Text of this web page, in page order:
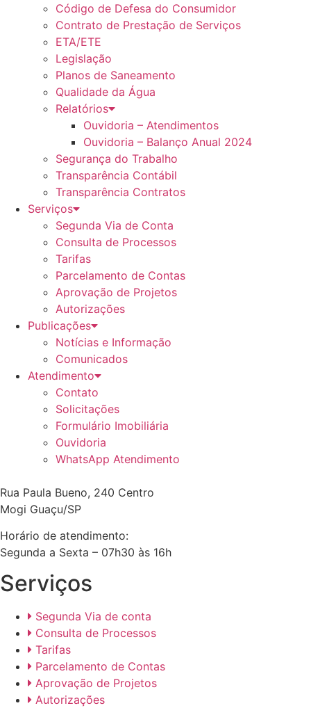
Código de Defesa do Consumidor
Contrato de Prestação de Serviços
ETA/ETE
Legislação
Planos de Saneamento
Qualidade da Água
Relatórios
Ouvidoria – Atendimentos
Ouvidoria – Balanço Anual 2024
Segurança do Trabalho
Transparência Contábil
Transparência Contratos
Serviços
Segunda Via de Conta
Consulta de Processos
Tarifas
Parcelamento de Contas
Aprovação de Projetos
Autorizações
Publicações
Notícias e Informação
Comunicados
Atendimento
Contato
Solicitações
Formulário Imobiliária
Ouvidoria
WhatsApp Atendimento
Rua Paula Bueno, 240 Centro
Mogi Guaçu/SP
Horário de atendimento:
Segunda a Sexta – 07h30 às 16h
Serviços
Segunda Via de conta
Consulta de Processos
Tarifas
Parcelamento de Contas
Aprovação de Projetos
Autorizações